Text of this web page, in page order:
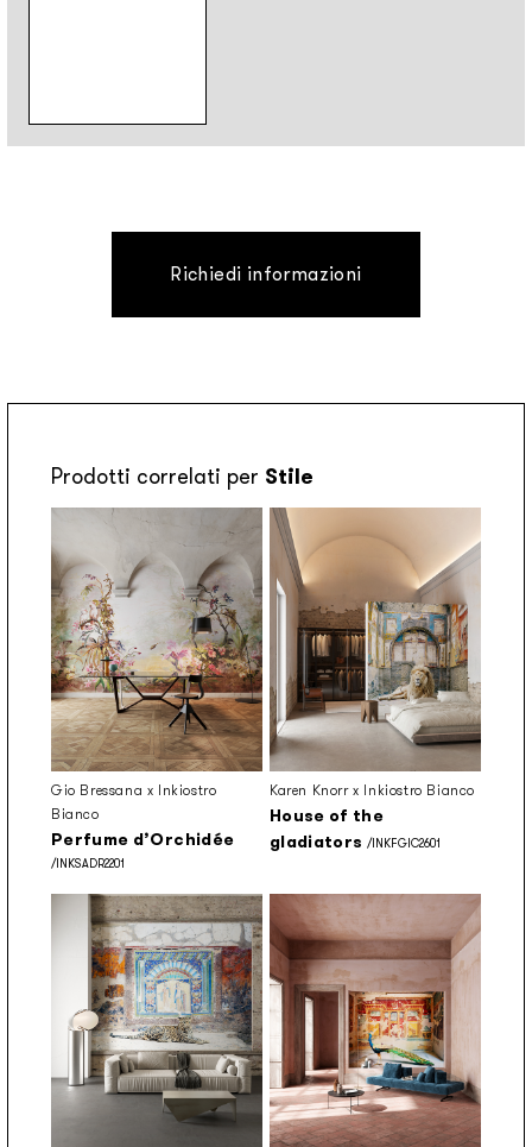
Richiedi informazioni
Prodotti correlati per Stile
Gio Bressana x Inkiostro
Bianco
Perfume d’Orchidée
/INKSADR2201
Karen Knorr x Inkiostro Bianco
House of the
gladiators /INKFGIC2601